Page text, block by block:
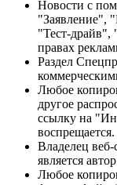
Новости с
"Заявление",
"Тест-
правах
Раздел
Любое
другое
ссылку на
воспрещается.
Владелец
является
Любое